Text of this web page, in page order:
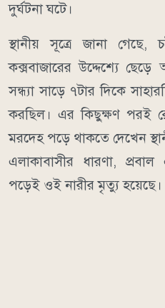
দুর্ঘটনা ঘটে।
স্থানীয় সূত্রে জানা গেছে,
কক্সবাজারের উদ্দেশ্যে ছেড়ে
সন্ধ্যা সাড়ে ৭টার দিকে
করছিল। এর কিছুক্ষণ পরই
মরদেহ পড়ে থাকতে দেখেন
এলাকাবাসীর ধারণা, প্রবাল
পড়েই ওই নারীর মৃত্যু হয়েছে।